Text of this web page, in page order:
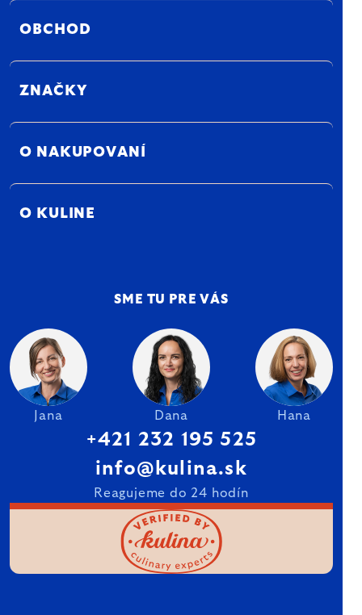
OBCHOD
ZNAČKY
O NAKUPOVANÍ
O KULINE
SME TU PRE VÁS
Jana Dana Hana
+421 232 195 525
info@kulina.sk
Reagujeme do 24 hodín